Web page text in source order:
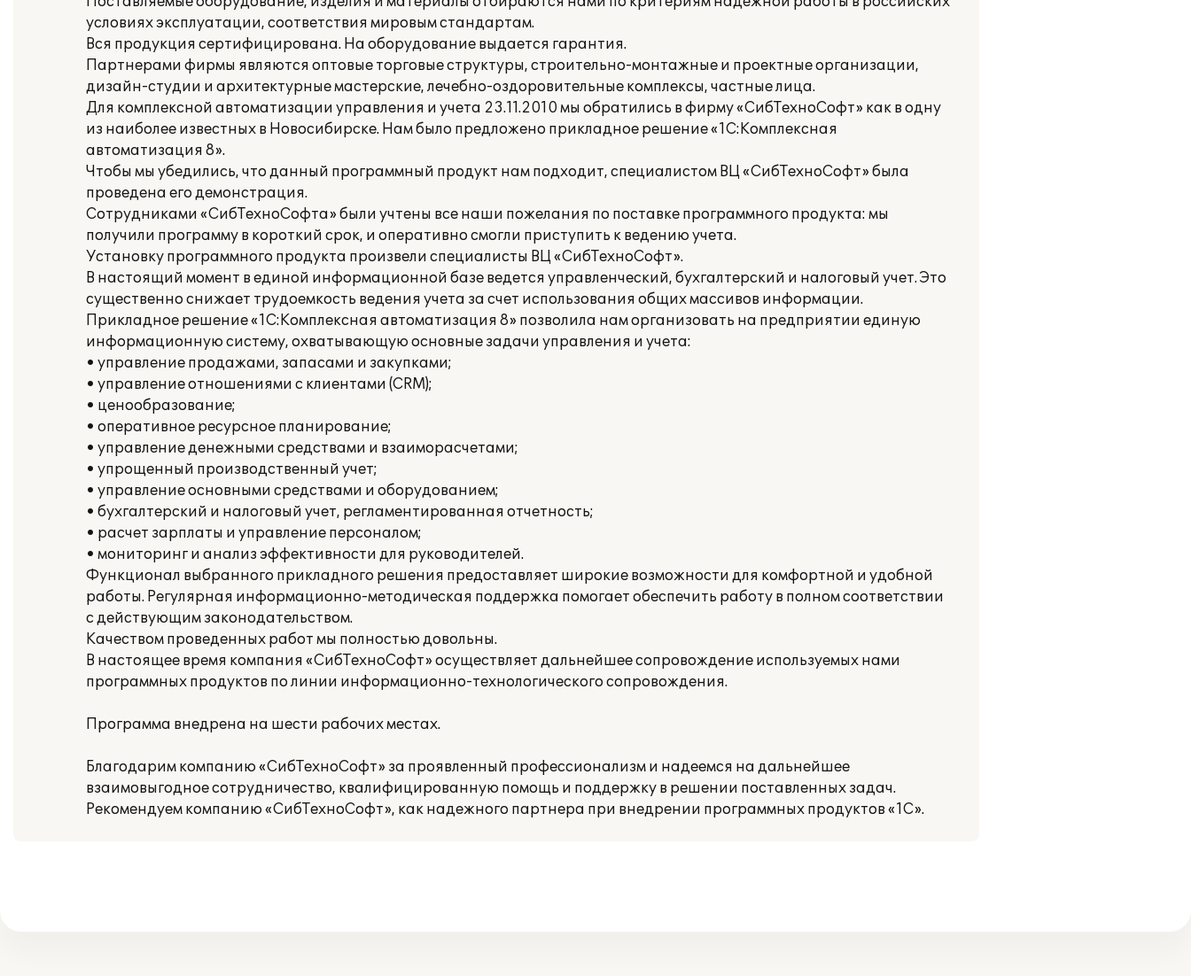
условиях эксплуатации, соответствия мировым стандартам.
Вся продукция сертифицирована. На оборудование выдается гарантия.
Партнерами фирмы являются оптовые торговые структуры, строительно-монтажные и проектные организации,
дизайн-студии и архитектурные мастерские, лечебно-оздоровительные комплексы, частные лица.
Для комплексной автоматизации управления и учета 23.11.2010 мы обратились в фирму «СибТехноСофт» как в одну
из наиболее известных в Новосибирске. Нам было предложено прикладное решение «1С:Комплексная
автоматизация 8».
Чтобы мы убедились, что данный программный продукт нам подходит, специалистом ВЦ «СибТехноСофт» была
проведена его демонстрация.
Сотрудниками «СибТехноСофта» были учтены все наши пожелания по поставке программного продукта: мы
получили программу в короткий срок, и оперативно смогли приступить к ведению учета.
Установку программного продукта произвели специалисты ВЦ «СибТехноСофт».
В настоящий момент в единой информационной базе ведется управленческий, бухгалтерский и налоговый учет. Это
существенно снижает трудоемкость ведения учета за счет использования общих массивов информации.
Прикладное решение «1С:Комплексная автоматизация 8» позволила нам организовать на предприятии единую
информационную систему, охватывающую основные задачи управления и учета:
• управление продажами, запасами и закупками;
• управление отношениями с клиентами (CRM);
• ценообразование;
• оперативное ресурсное планирование;
• управление денежными средствами и взаиморасчетами;
• упрощенный производственный учет;
• управление основными средствами и оборудованием;
• бухгалтерский и налоговый учет, регламентированная отчетность;
• расчет зарплаты и управление персоналом;
• мониторинг и анализ эффективности для руководителей.
Функционал выбранного прикладного решения предоставляет широкие возможности для комфортной и удобной
работы. Регулярная информационно-методическая поддержка помогает обеспечить работу в полном соответствии
с действующим законодательством.
Качеством проведенных работ мы полностью довольны.
В настоящее время компания «СибТехноСофт» осуществляет дальнейшее сопровождение используемых нами
программных продуктов по линии информационно-технологического сопровождения.
Программа внедрена на шести рабочих местах.
Благодарим компанию «СибТехноСофт» за проявленный профессионализм и надеемся на дальнейшее
взаимовыгодное сотрудничество, квалифицированную помощь и поддержку в решении поставленных задач.
Рекомендуем компанию «СибТехноСофт», как надежного партнера при внедрении программных продуктов «1С».